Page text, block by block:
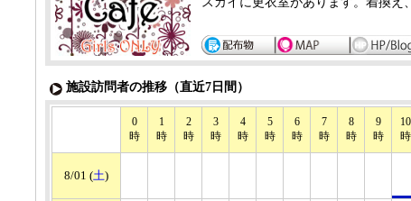
施設訪問者の推移（直近7日間）
0
時
1
時
2
時
3
時
4
時
5
時
6
時
7
時
8
時
9
時
10
時
8/01 (土)